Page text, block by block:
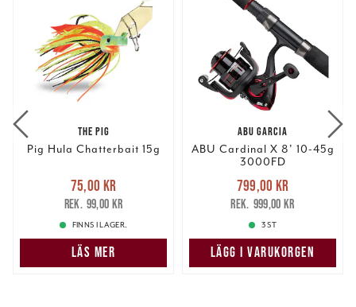
THE PIG
Pig Hula Chatterbait 15g
Nuvarande pris
75,00 krTidigare pris
99,00 kr
75,00 kr
99,00 kr
FINNS I LAGER.
LÄS MER
ABU GARCIA
ABU Cardinal X 8' 10-45g
3000FD
Nuvarande pris
799,00 krTidigare pris
999,00 kr
799,00 kr
999,00 kr
3 ST
LÄGG I VARUKORGEN